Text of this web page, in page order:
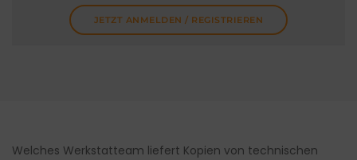
JETZT ANMELDEN / REGISTRIEREN
Welches Werkstatteam liefert Kopien von technischen